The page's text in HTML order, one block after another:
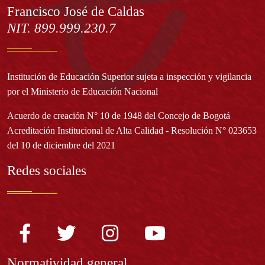
Francisco José de Caldas
NIT. 899.999.230.7
Institución de Educación Superior sujeta a inspección y vigilancia
por el Ministerio de Educación Nacional
Acuerdo de creación N° 10 de 1948 del Concejo de Bogotá
Acreditación Institucional de Alta Calidad - Resolución N° 023653
del 10 de diciembre del 2021
Redes sociales